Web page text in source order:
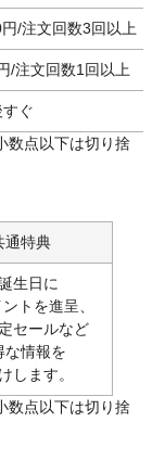
/注文回数3回以上
/注文回数1回以上
ぐ
数点以下は切り捨
通特典
生日に
トを進呈、
セールなど
な情報を
します。
数点以下は切り捨